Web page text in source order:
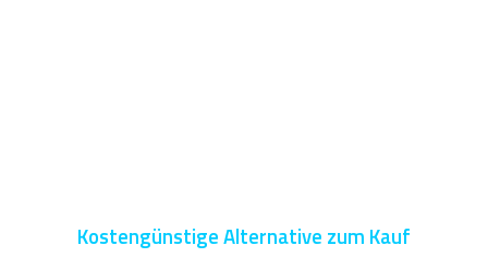
Kostengünstige Alternative zum Kauf